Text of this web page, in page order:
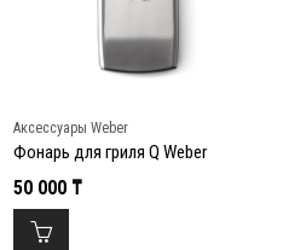
Аксессуары Weber
Фонарь для гриля Q Weber
50 000 ₸